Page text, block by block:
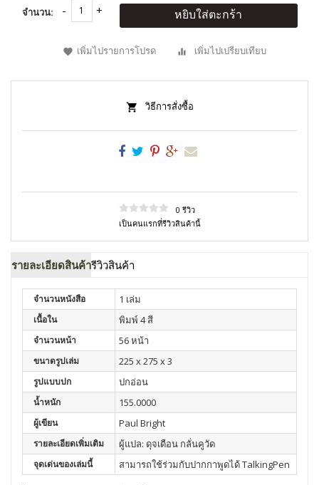
จำนวน: หยิบใส่ตะกร้า
เพิ่มไปรายการโปรด เพิ่มไปเปรียบเทียบ
วิธีการสั่งซื้อ
0 รีวิว
เป็นคนแรกที่รีวิวสินค้านี้
รายละเอียดสินค้ารีวิวสินค้า
จำนวนหนังสือ 1 เล่ม
เนื้อใน พิมพ์ 4 สี
จำนวนหน้า 56 หน้า
ขนาดรูปเล่ม 225 x 275 x 3
รูปแบบปก ปกอ่อน
น้ำหนัก 155.0000
ผู้เขียน Paul Bright
รายละเอียดเพิ่มเติม ผู้แปล: ดุจเดือน กลั่นคูวัด
จุดเด่นของเล่มนี้ สามารถใช้ร่วมกับปากกาพูดได้ TalkingPen